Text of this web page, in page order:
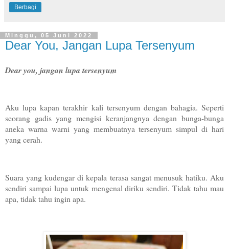
Berbagi
Minggu, 05 Juni 2022
Dear You, Jangan Lupa Tersenyum
Dear you, jangan lupa tersenyum
Aku lupa kapan terakhir kali tersenyum dengan bahagia. Seperti
seorang gadis yang mengisi keranjangnya dengan bunga-bunga
aneka warna warni yang membuatnya tersenyum simpul di hari
yang cerah.
Suara yang kudengar di kepala terasa sangat menusuk hatiku. Aku
sendiri sampai lupa untuk mengenal diriku sendiri. Tidak tahu mau
apa, tidak tahu ingin apa.